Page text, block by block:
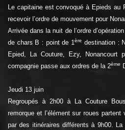
Le capitaine est convoqué à Epieds au
recevoir l’ordre de mouvement pour
Arrivée dans la nuit de l’ordre
de chars B : point de 1ère destination :
Epied, La Couture, Ezy,
compagnie passe aux ordres de la 2ème
Jeudi 13 juin
Regroupés à 2h00 à La Couture
remorque et l’élément sur roues
par des itinéraires différents à 9h00.